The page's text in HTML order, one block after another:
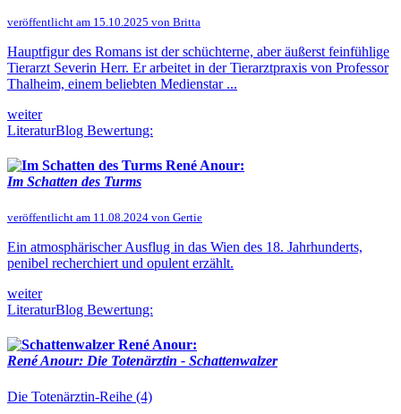
veröffentlicht am 15.10.2025 von Britta
Hauptfigur des Romans ist der schüchterne, aber äußerst feinfühlige
Tierarzt Severin Herr. Er arbeitet in der Tierarztpraxis von Professor
Thalheim, einem beliebten Medienstar ...
weiter
LiteraturBlog Bewertung:
René Anour:
Im Schatten des Turms
veröffentlicht am 11.08.2024 von Gertie
Ein atmosphärischer Ausflug in das Wien des 18. Jahrhunderts,
penibel recherchiert und opulent erzählt.
weiter
LiteraturBlog Bewertung:
René Anour:
René Anour: Die Totenärztin - Schattenwalzer
Die Totenärztin-Reihe (4)